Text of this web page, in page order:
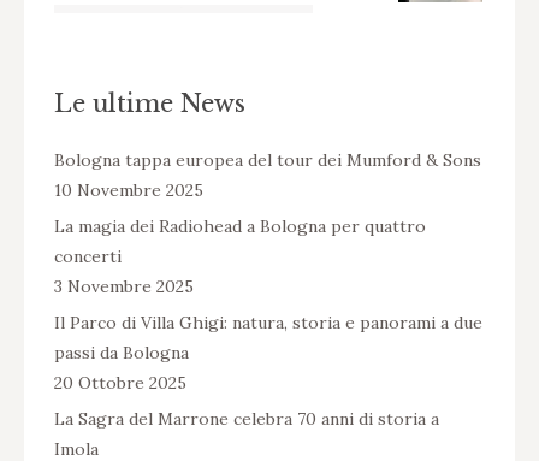
Le ultime News
Bologna tappa europea del tour dei Mumford & Sons
10 Novembre 2025
La magia dei Radiohead a Bologna per quattro
concerti
3 Novembre 2025
Il Parco di Villa Ghigi: natura, storia e panorami a due
passi da Bologna
20 Ottobre 2025
La Sagra del Marrone celebra 70 anni di storia a
Imola